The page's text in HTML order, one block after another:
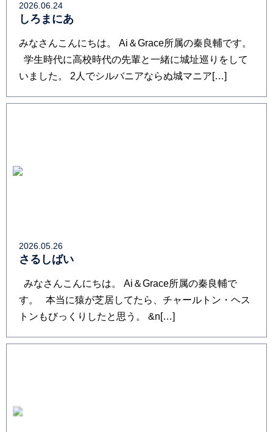
2026.06.24
しろまにあ
みなさんこんにちは。 Ai＆Grace所属の秦良輔です。
学生時代に高校時代の先輩と一緒に城址巡りをして
いました。 2人でシルバニアならぬ城マニア[…]
2026.05.26
さるしばい
みなさんこんにちは。 Ai＆Grace所属の秦良輔で
す。 本当に猿が芝居してたら、チャールトン・ヘス
トンもびっくりしたと思う。 &n[…]